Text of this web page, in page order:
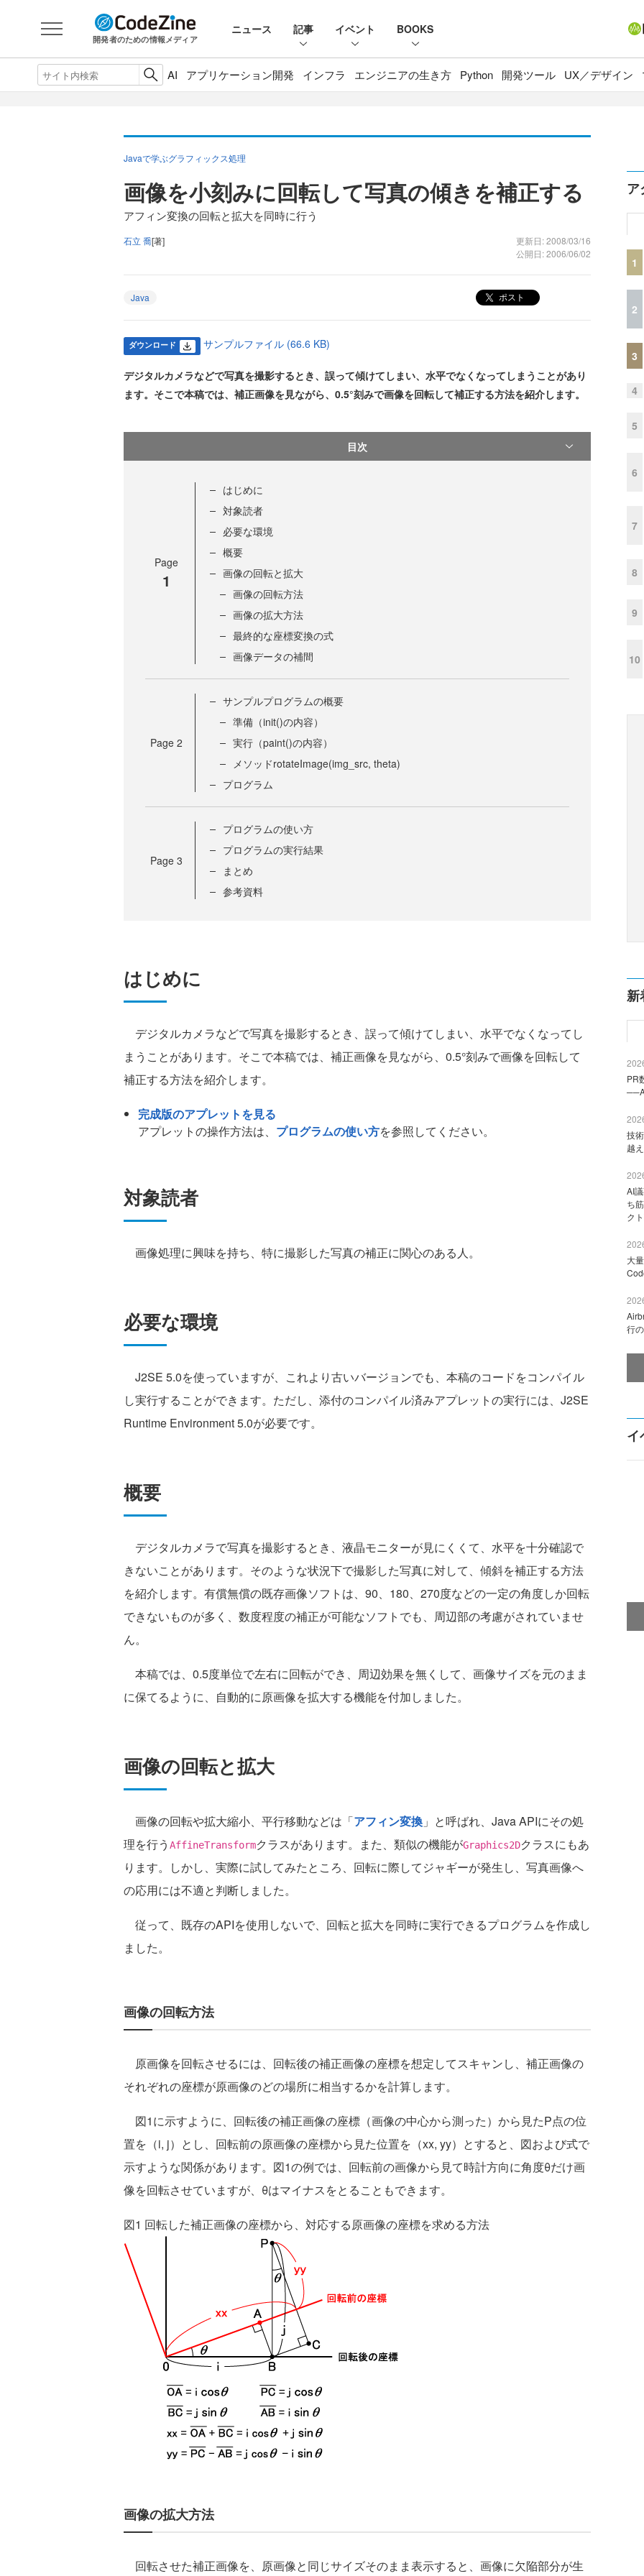
開発者のための情報メディア
ニュース 記事 イベント BOOKS
AI アプリケーション開発 インフラ エンジニアの生き方 Python 開発ツール UX／デザイン
Javaで学ぶグラフィックス処理
画像を小刻みに回転して写真の傾きを補正する
アフィン変換の回転と拡大を同時に行う
石立 喬[著]
更新日: 2008/03/16
公開日: 2006/06/02
Java ポスト
ダウンロード サンプルファイル (66.6 KB)
デジタルカメラなどで写真を撮影するとき、誤って傾けてしまい、水平でなくなってしまうことがあり
ます。そこで本稿では、補正画像を見ながら、0.5°刻みで画像を回転して補正する方法を紹介します。
目次
Page
1
はじめに
対象読者
必要な環境
概要
画像の回転と拡大
画像の回転方法
画像の拡大方法
最終的な座標変換の式
画像データの補間
Page 2
サンプルプログラムの概要
準備（init()の内容）
実行（paint()の内容）
メソッドrotateImage(img_src, theta)
プログラム
Page 3
プログラムの使い方
プログラムの実行結果
まとめ
参考資料
はじめに
デジタルカメラなどで写真を撮影するとき、誤って傾けてしまい、水平でなくなってし
まうことがあります。そこで本稿では、補正画像を見ながら、0.5°刻みで画像を回転して
補正する方法を紹介します。
完成版のアプレットを見る
アプレットの操作方法は、 プログラムの使い方を参照してください。
対象読者
画像処理に興味を持ち、特に撮影した写真の補正に関心のある人。
必要な環境
J2SE 5.0を使っていますが、これより古いバージョンでも、本稿のコードをコンパイル
し実行することができます。ただし、添付のコンパイル済みアプレットの実行には、J2SE
Runtime Environment 5.0が必要です。
概要
デジタルカメラで写真を撮影するとき、液晶モニターが見にくくて、水平を十分確認で
きないことがあります。そのような状況下で撮影した写真に対して、傾斜を補正する方法
を紹介します。有償無償の既存画像ソフトは、90、180、270度などの一定の角度しか回転
できないものが多く、数度程度の補正が可能なソフトでも、周辺部の考慮がされていませ
ん。
本稿では、0.5度単位で左右に回転ができ、周辺効果を無くして、画像サイズを元のまま
に保てるように、自動的に原画像を拡大する機能を付加しました。
画像の回転と拡大
画像の回転や拡大縮小、平行移動などは「アフィン変換 」と呼ばれ、Java APIにその処
理を行う AffineTransformクラスがあります。また、類似の機能がGraphics2Dクラスにもあ
ります。しかし、実際に試してみたところ、回転に際してジャギーが発生し、写真画像へ
の応用には不適と判断しました。
従って、既存のAPIを使用しないで、回転と拡大を同時に実行できるプログラムを作成し
ました。
画像の回転方法
原画像を回転させるには、回転後の補正画像の座標を想定してスキャンし、補正画像の
それぞれの座標が原画像のどの場所に相当するかを計算します。
図1に示すように、回転後の補正画像の座標（画像の中心から測った）から見たP点の位
置を（i, j）とし、回転前の原画像の座標から見た位置を（xx, yy）とすると、図および式で
示すような関係があります。図1の例では、回転前の画像から見て時計方向に角度θだけ画
像を回転させていますが、θはマイナスをとることもできます。
図1 回転した補正画像の座標から、対応する原画像の座標を求める方法
画像の拡大方法
回転させた補正画像を、原画像と同じサイズそのまま表示すると、画像に欠陥部分が生
ア
1
2
3
4
5
6
7
8
9
10
新
PR
技
越
AI
ち
ク
大
行
イ